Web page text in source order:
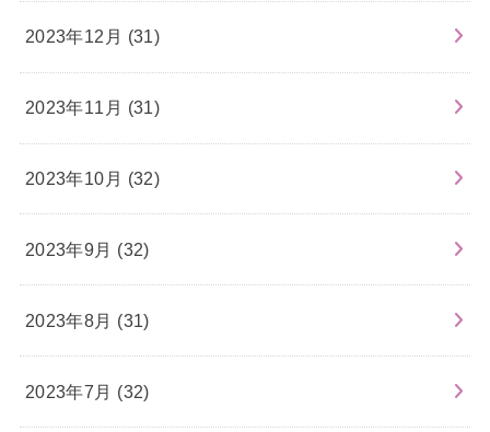
2023年12月 (31)
2023年11月 (31)
2023年10月 (32)
2023年9月 (32)
2023年8月 (31)
2023年7月 (32)